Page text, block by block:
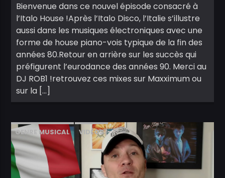
Bienvenue dans ce nouvel épisode consacré à
l’Italo House !Après l’Italo Disco, l’Italie s’illustre
aussi dans les musiques électroniques avec une
forme de house piano-vois typique de la fin des
années 80.Retour en arrière sur les succès qui
préfigurent l’eurodance des années 90. Merci au
DJ ROB1 !retrouvez ces mixes sur Maxximum ou
sur la […]
GENRE MUSICAL VIDÉOS